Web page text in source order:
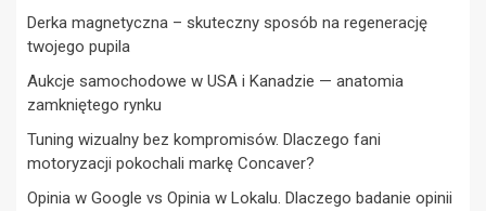
Derka magnetyczna – skuteczny sposób na regenerację
twojego pupila
Aukcje samochodowe w USA i Kanadzie — anatomia
zamkniętego rynku
Tuning wizualny bez kompromisów. Dlaczego fani
motoryzacji pokochali markę Concaver?
Opinia w Google vs Opinia w Lokalu. Dlaczego badanie opinii